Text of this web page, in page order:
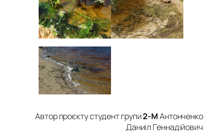
Автор проєкту студент групи2-МАнтонченко
Даниіл Геннадійович